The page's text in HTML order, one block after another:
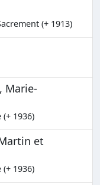
(+ 1913)
Marie-
1936)
et
1936)